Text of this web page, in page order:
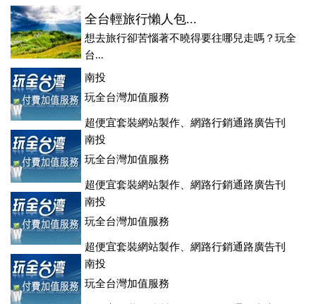
全台輕旅行懶人包...
想去旅行卻苦惱著不曉得要往哪兒走嗎？玩全
台...
南投
玩全台灣加值服務
超便宜套裝網站製作、網路行銷通路廣告刊
登、訂房系統、客房委託旅行社銷售，全面優惠中....
南投
玩全台灣加值服務
超便宜套裝網站製作、網路行銷通路廣告刊
登、訂房系統、客房委託旅行社銷售，全面優惠中....
南投
玩全台灣加值服務
超便宜套裝網站製作、網路行銷通路廣告刊
登、訂房系統、客房委託旅行社銷售，全面優惠中....
南投
玩全台灣加值服務